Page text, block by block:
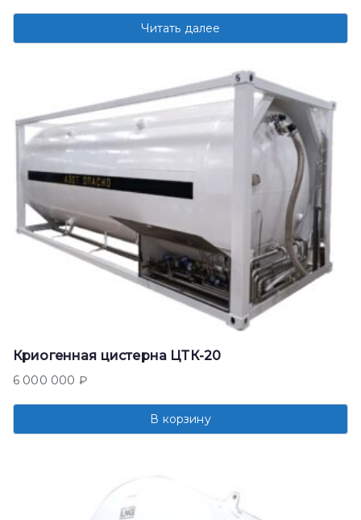
Читать далее
Криогенная цистерна ЦТК-20
6 000 000 ₽
В корзину